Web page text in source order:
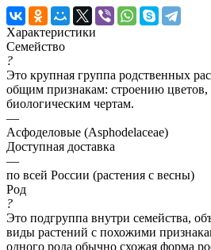
Характеристики
Семейство
?
Это крупная группа родственных
общим признакам: строению цветов,
биологическим чертам.
—
Асфоделовые (Asphodelaceae)
Доступная доставка
—
по всей России (растения с весны)
Род
?
Это подгруппа внутри семейства,
виды растений с похожими
одного рода обычно схожая форма